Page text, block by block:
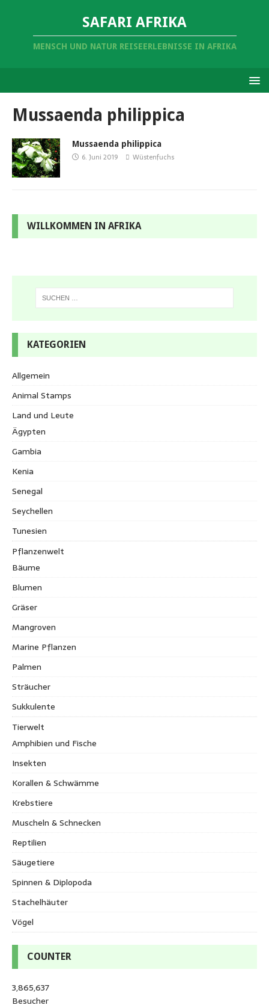
SAFARI AFRIKA
MENSCH UND NATUR REISEERLEBNISSE IN AFRIKA
Mussaenda philippica
Mussaenda philippica
6. Juni 2019 Wüstenfuchs
WILLKOMMEN IN AFRIKA
KATEGORIEN
Allgemein
Animal Stamps
Land und Leute
Ägypten
Gambia
Kenia
Senegal
Seychellen
Tunesien
Pflanzenwelt
Bäume
Blumen
Gräser
Mangroven
Marine Pflanzen
Palmen
Sträucher
Sukkulente
Tierwelt
Amphibien und Fische
Insekten
Korallen & Schwämme
Krebstiere
Muscheln & Schnecken
Reptilien
Säugetiere
Spinnen & Diplopoda
Stachelhäuter
Vögel
COUNTER
3,865,637
Besucher